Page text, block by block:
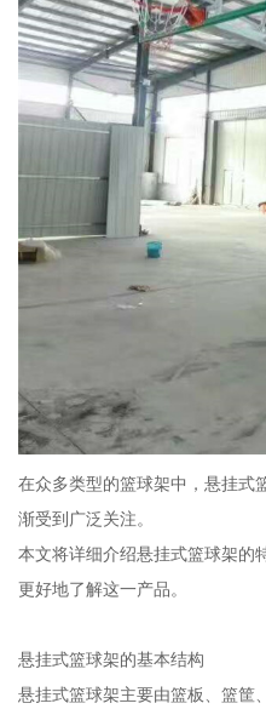
在众多类型的篮球架中，悬挂式
渐受到广泛关注。
本文将详细介绍悬挂式篮球架的
更好地了解这一产品。
悬挂式篮球架的基本结构
悬挂式篮球架主要由篮板、篮筐